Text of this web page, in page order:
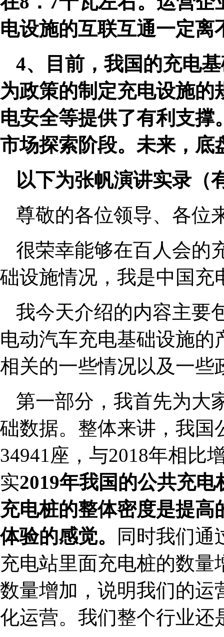
电设施的互联互通一定离
4、目前，我国的充电
为政策的制定充电设施
电安全等提供了有利支
市场探索阶段。未来，底
以下为张帆演讲实录（
尊敬的各位领导、各位
很荣幸能够在百人会的
础设施情况，我是中国充
我今天介绍的内容主要
电动汽车充电基础设施
相关的一些情况以及一些
第一部分，我首先为大
础数据。整体来讲，我国
34941座，与2018年相比
实2019年我国的公共充
充电桩的整体密度是提
体验的感觉。
同时我们通
充电站里面充电桩的数
数量增加，说明我们的运
化运营。我们整个行业还